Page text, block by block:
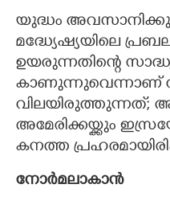
യുദ്ധം
മദ്ധ്യേഷ്യയിലെ
ഉയരുന്നതിന്റെ
കാണുന്നുവെന്നാണ്
വിലയിരുത്തുന്നത്;
അമേരിക്കയ്ക്കും
കനത്ത
നോർമലാകാൻ